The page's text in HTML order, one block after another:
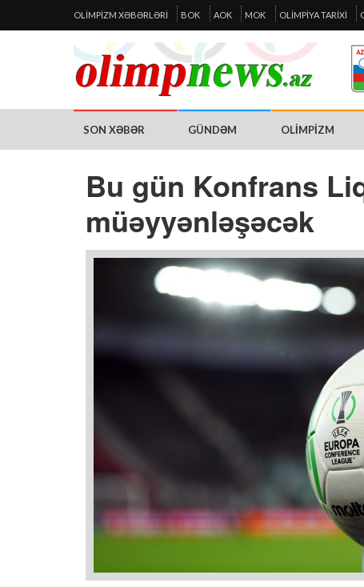
OLIMPIZM XƏBƏRLƏRI BOK AOK MOK OLIMPIYA TARIXI
SON XƏBƏR GÜNDƏM OLIMPIZM
Bu gün Konfrans
müəyyənləşəcək